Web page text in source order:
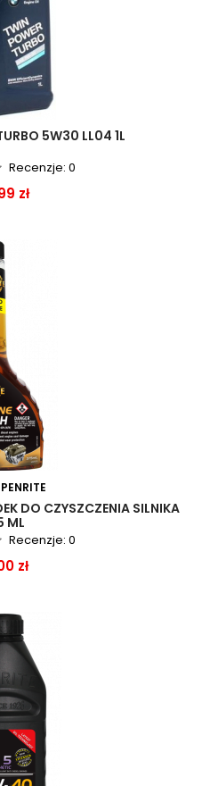
5W30 LL04 1L
Recenzje: 0
zł
PENRITE
DO CZYSZCZENIA SILNIKA
ML
Recenzje: 0
zł